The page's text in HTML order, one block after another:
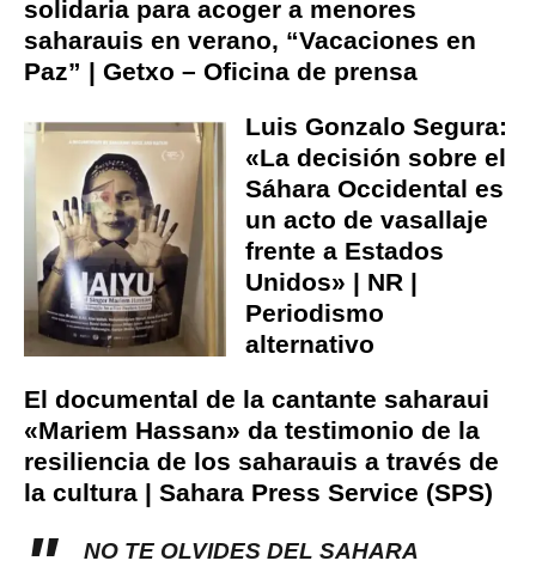
solidaria para acoger a menores
saharauis en verano, “Vacaciones en
Paz” | Getxo – Oficina de prensa
Luis Gonzalo Segura:
«La decisión sobre el
Sáhara Occidental es
un acto de vasallaje
frente a Estados
Unidos» | NR |
Periodismo
alternativo
El documental de la cantante saharaui
«Mariem Hassan» da testimonio de la
resiliencia de los saharauis a través de
la cultura | Sahara Press Service (SPS)
NO TE OLVIDES DEL SAHARA